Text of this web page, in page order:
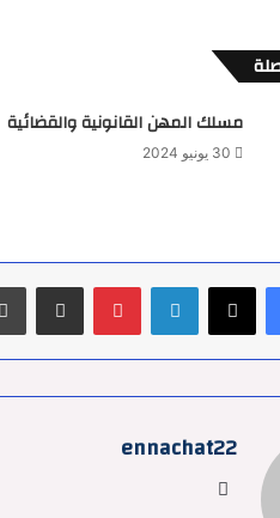
مسلك المهن القانونية والقضائية
30 يونيو 2024
فيسبوك ‫X لينكدإن بينتيريستمشاركة عبر البريد
ennachat22